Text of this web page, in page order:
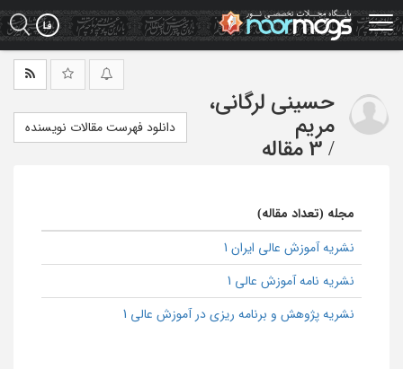
Skip
to
main
حسینی لرگانی،
مریم
/ 3 مقاله
دانلود فهرست مقالات نویسنده
مجله (تعداد مقاله)
نشریه آموزش عالی ایران 1
نشریه نامه آموزش عالی 1
نشریه پژوهش و برنامه ریزی در آموزش عالی 1